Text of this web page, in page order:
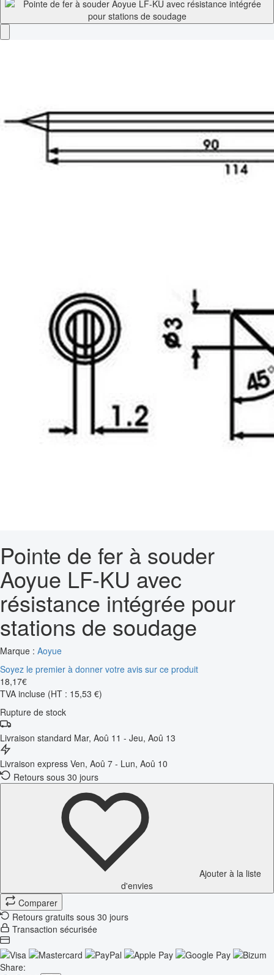
Pointe de fer à souder
Aoyue LF-KU avec
résistance intégrée pour
stations de soudage
Marque : Aoyue
Soyez le premier à donner votre avis sur ce produit
18,17€
TVA incluse (HT : 15,53 €)
Rupture de stock
Livraison standard Mar, Aoû 11 - Jeu, Aoû 13
Livraison express Ven, Aoû 7 - Lun, Aoû 10
Retours sous 30 jours
Ajouter à la liste
d'envies
Comparer
Retours gratuits sous 30 jours
Transaction sécurisée
Share: